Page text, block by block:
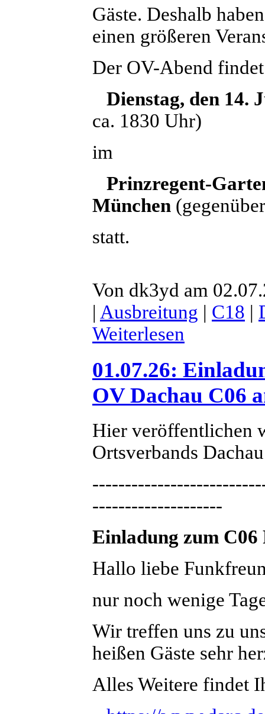
Gäste. Deshalb
einen größeren
Der OV-Abend
Dienstag, den 14.
ca. 1830 Uhr)
im
Prinzregent-
München
statt.
Von dk3yd am
| Ausbreitung | C18 |
Weiterlesen
01.07.26:
OV Dachau C06
Hier veröffentlichen
Ortsverbands
--------------------
Einladung zum
Hallo liebe
nur noch wenige
Wir treffen uns zu
heißen Gäste sehr
Alles Weitere findet